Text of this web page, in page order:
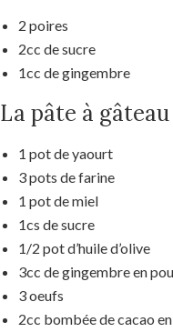
2 poires
2cc de sucre
1cc de gingembre
La pâte à gâteau
1 pot de yaourt
3 pots de farine
1 pot de miel
1cs de sucre
1/2 pot d’huile d’olive
3cc de gingembre en
3 oeufs
2cc bombée de cacao